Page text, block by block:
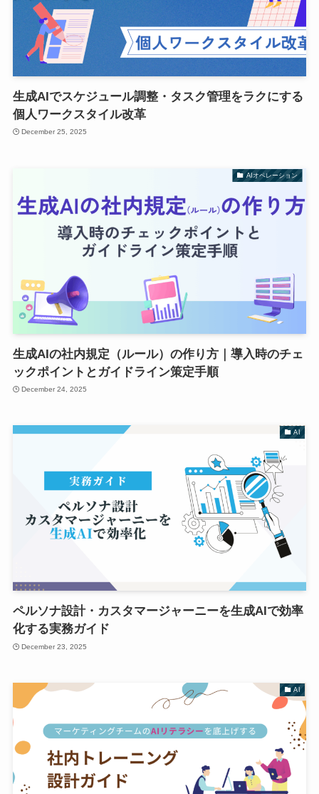
生成AIでスケジュール調整・タスク管理をラクにする
個人ワークスタイル改革
December 25, 2025
AIオペレーション
生成AIの社内規定（ルール）の作り方｜導入時のチェ
ックポイントとガイドライン策定手順
December 24, 2025
AI
ペルソナ設計・カスタマージャーニーを生成AIで効率
化する実務ガイド
December 23, 2025
AI